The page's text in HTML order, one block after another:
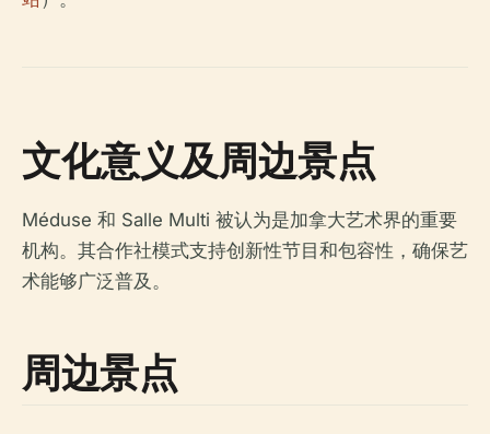
文化意义及周边景点
Méduse 和 Salle Multi 被认为是加拿大艺术界的重要
机构。其合作社模式支持创新性节目和包容性，确保艺
术能够广泛普及。
周边景点